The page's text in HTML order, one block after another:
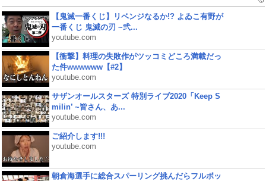
【鬼滅一番くじ】リベンジなるか!? よゐこ有野が
一番くじ 鬼滅の刃 ~弐...
youtube.com
【衝撃】料理の失敗作がツッコミどころ満載だっ
た件wwwwww【#2】
youtube.com
サザンオールスターズ 特別ライブ2020「Keep S
milin’ ~皆さん、あ...
youtube.com
ご紹介します!!!
youtube.com
朝倉海選手に総合スパーリング挑んだらフルボッ